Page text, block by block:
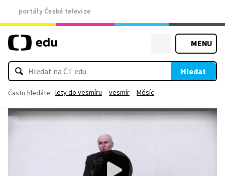
portály České televize
MENU
Hledat
Často hledáte: lety do vesmíru vesmír Měsíc